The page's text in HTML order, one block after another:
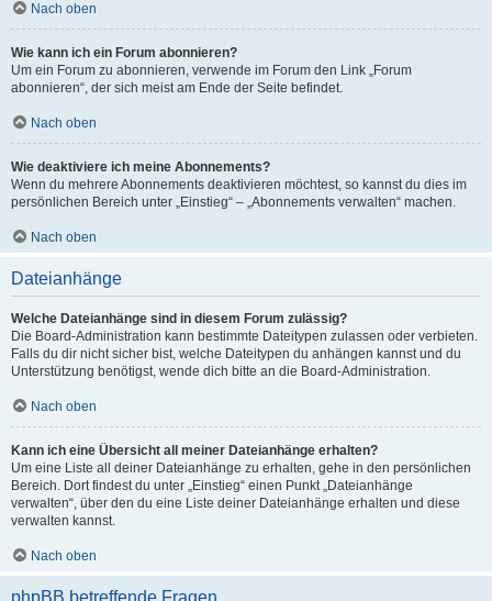
Nach oben
Wie kann ich ein Forum abonnieren?
Um ein Forum zu abonnieren, verwende im Forum den Link „Forum
abonnieren“, der sich meist am Ende der Seite befindet.
Nach oben
Wie deaktiviere ich meine Abonnements?
Wenn du mehrere Abonnements deaktivieren möchtest, so kannst du dies im
persönlichen Bereich unter „Einstieg“ – „Abonnements verwalten“ machen.
Nach oben
Dateianhänge
Welche Dateianhänge sind in diesem Forum zulässig?
Die Board-Administration kann bestimmte Dateitypen zulassen oder verbieten.
Falls du dir nicht sicher bist, welche Dateitypen du anhängen kannst und du
Unterstützung benötigst, wende dich bitte an die Board-Administration.
Nach oben
Kann ich eine Übersicht all meiner Dateianhänge erhalten?
Um eine Liste all deiner Dateianhänge zu erhalten, gehe in den persönlichen
Bereich. Dort findest du unter „Einstieg“ einen Punkt „Dateianhänge
verwalten“, über den du eine Liste deiner Dateianhänge erhalten und diese
verwalten kannst.
Nach oben
phpBB betreffende Fragen